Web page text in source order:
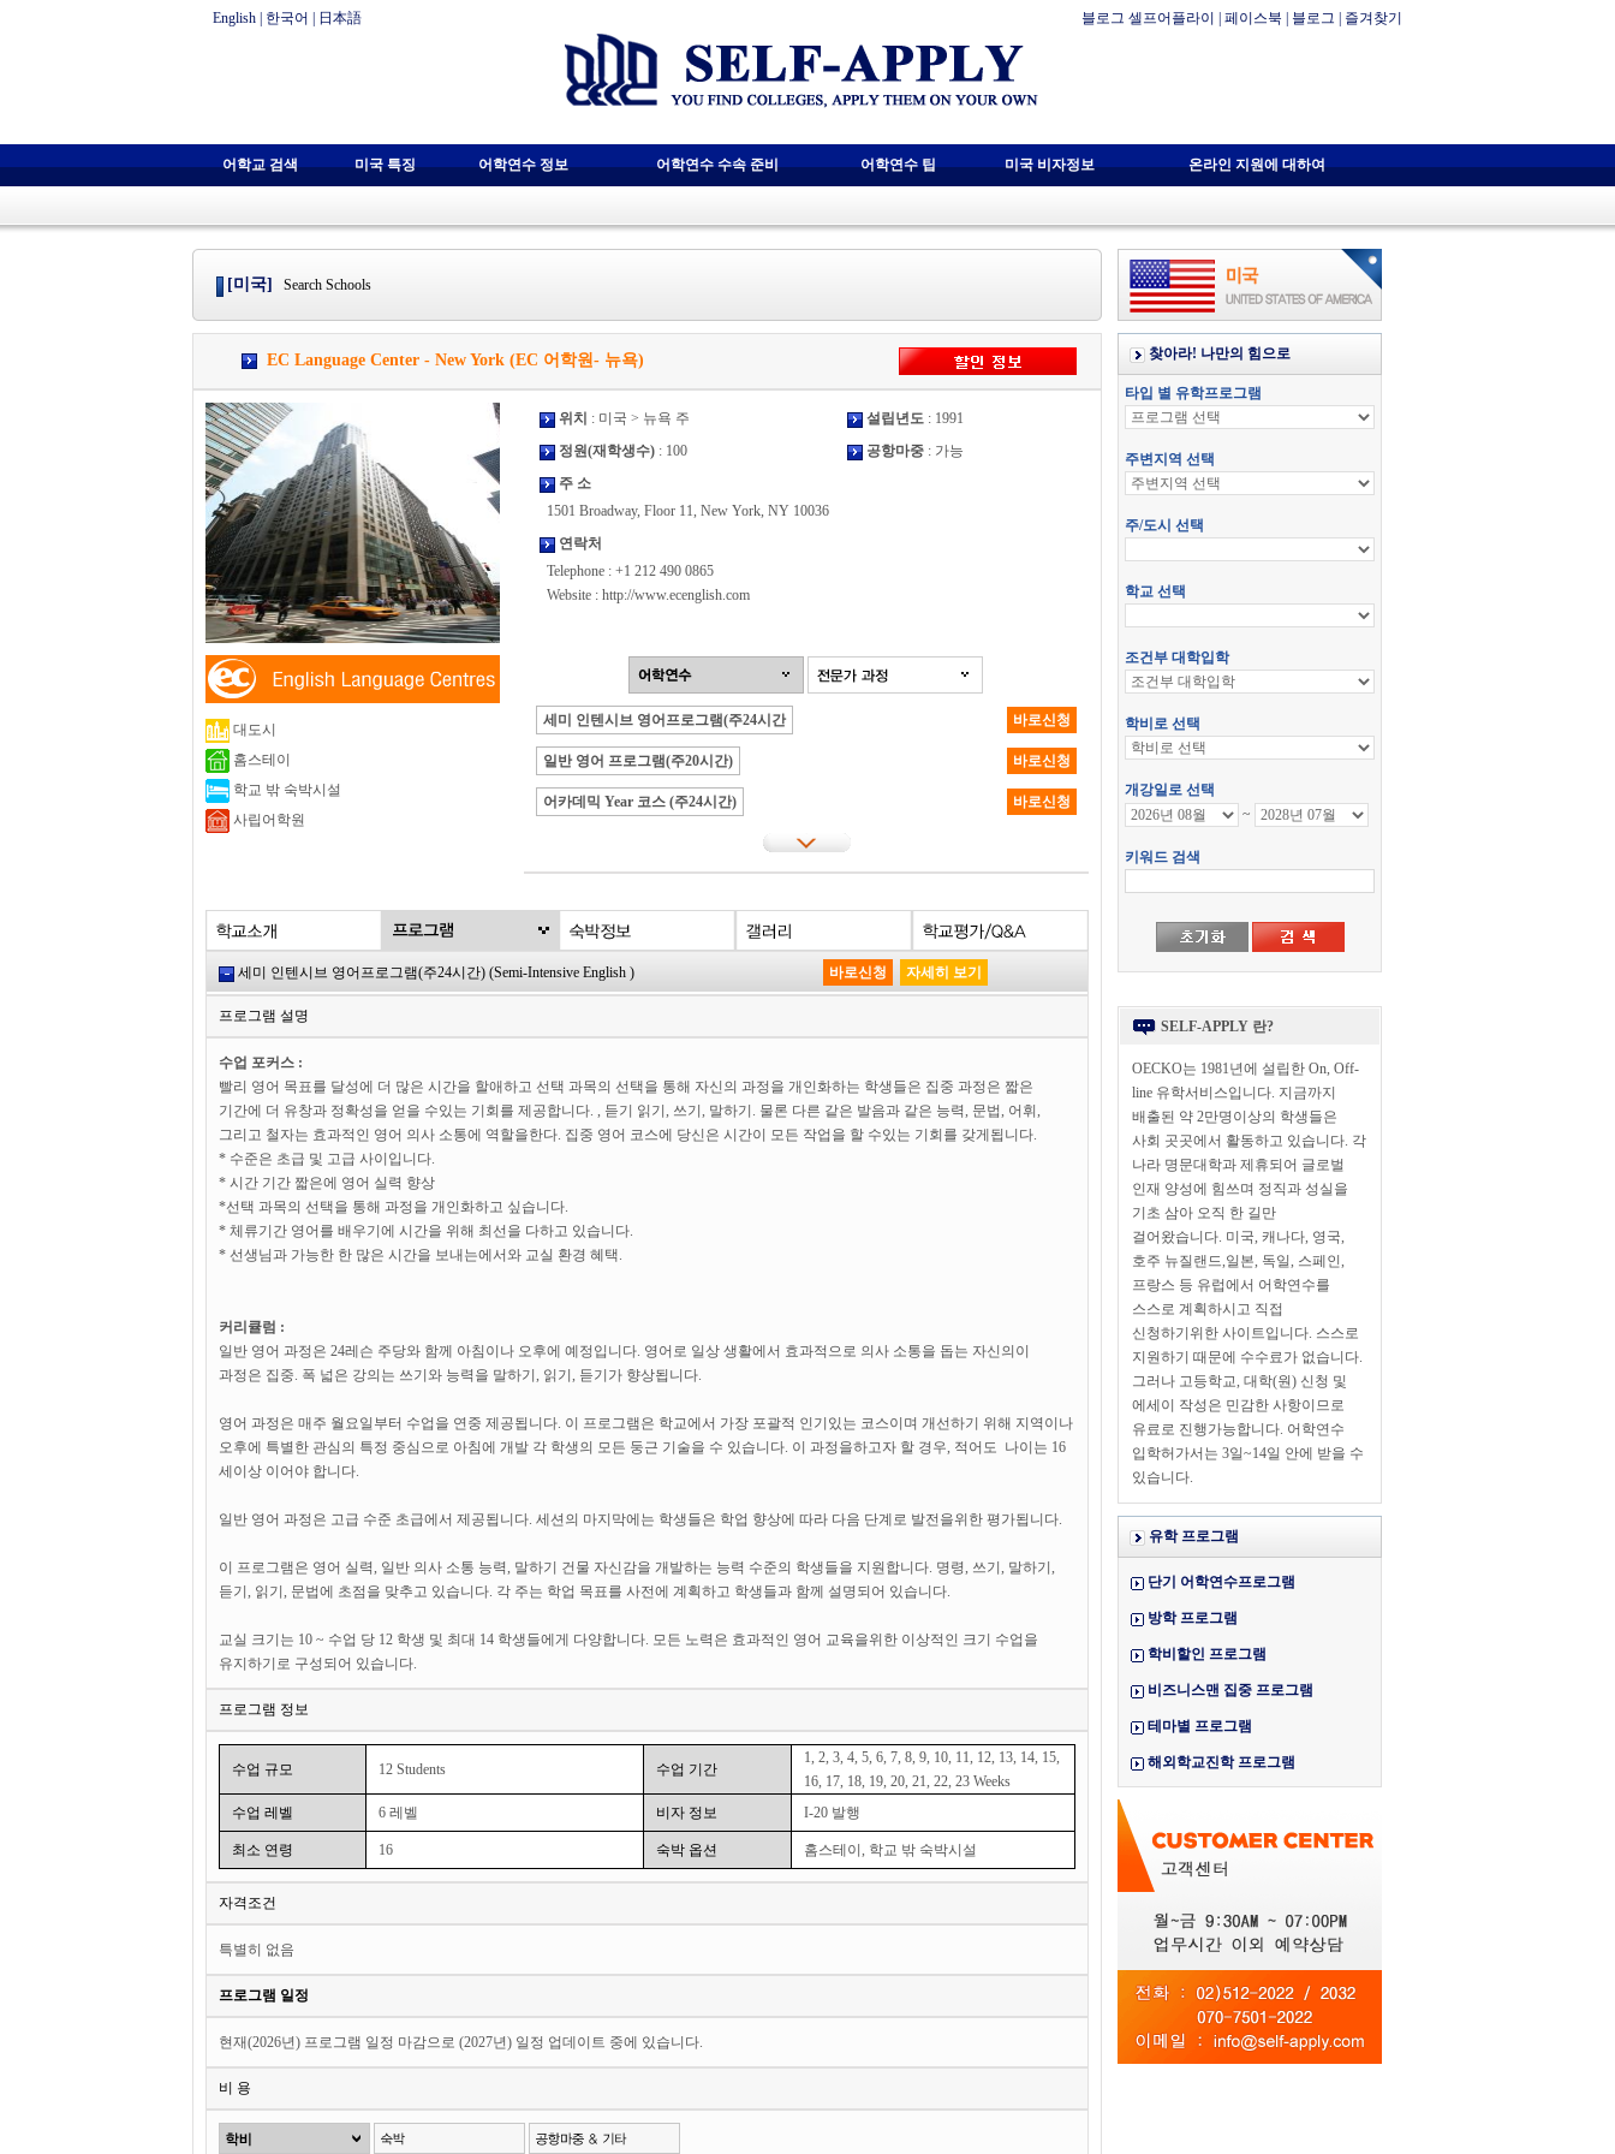
English 한국어 日本語 블로그 셀프어플라이 페이스북 블로그 즐겨찾기
어학교 검색 미국 특징 어학연수 정보 어학연수 수속 준비 어학연수 팁 미국 비자정보 온라인 지원에 대하여
[미국] Search Schools
EC Language Center - New York (EC 어학원- 뉴욕)
대도시
홈스테이
학교 밖 숙박시설
사립어학원
위치 : 미국 > 뉴욕 주 설립년도: 1991
정원(재학생수): 100 공항마중: 가능
주 소
1501 Broadway, Floor 11, New York, NY 10036
연락처
Telephone : +1 212 490 0865
Website : http://www.ecenglish.com
세미 인텐시브 영어프로그램(주24시간 바로신청
일반 영어 프로그램(주20시간) 바로신청
어카데믹 Year 코스 (주24시간) 바로신청
세미 인텐시브 영어프로그램(주24시간) (Semi-Intensive English ) 바로신청 자세히 보기
프로그램 설명
수업 포커스 :
빨리 영어 목표를 달성에 더 많은 시간을 할애하고 선택 과목의 선택을 통해 자신의 과정을 개인화하는 학생들은 집중 과정은 짧은
기간에 더 유창과 정확성을 얻을 수있는 기회를 제공합니다. , 듣기 읽기, 쓰기, 말하기. 물론 다른 같은 발음과 같은 능력, 문법, 어휘,
그리고 철자는 효과적인 영어 의사 소통에 역할을한다. 집중 영어 코스에 당신은 시간이 모든 작업을 할 수있는 기회를 갖게됩니다.
* 수준은 초급 및 고급 사이입니다.
* 시간 기간 짧은에 영어 실력 향상
*선택 과목의 선택을 통해 과정을 개인화하고 싶습니다.
* 체류기간 영어를 배우기에 시간을 위해 최선을 다하고 있습니다.
* 선생님과 가능한 한 많은 시간을 보내는에서와 교실 환경 혜택.
커리큘럼 :
일반 영어 과정은 24레슨 주당와 함께 아침이나 오후에 예정입니다. 영어로 일상 생활에서 효과적으로 의사 소통을 돕는 자신의이
과정은 집중. 폭 넓은 강의는 쓰기와 능력을 말하기, 읽기, 듣기가 향상됩니다.
영어 과정은 매주 월요일부터 수업을 연중 제공됩니다. 이 프로그램은 학교에서 가장 포괄적 인기있는 코스이며 개선하기 위해 지역이나
오후에 특별한 관심의 특정 중심으로 아침에 개발 각 학생의 모든 둥근 기술을 수 있습니다. 이 과정을하고자 할 경우, 적어도 나이는 16
세이상 이어야 합니다.
일반 영어 과정은 고급 수준 초급에서 제공됩니다. 세션의 마지막에는 학생들은 학업 향상에 따라 다음 단계로 발전을위한 평가됩니다.
이 프로그램은 영어 실력, 일반 의사 소통 능력, 말하기 건물 자신감을 개발하는 능력 수준의 학생들을 지원합니다. 명령, 쓰기, 말하기,
듣기, 읽기, 문법에 초점을 맞추고 있습니다. 각 주는 학업 목표를 사전에 계획하고 학생들과 함께 설명되어 있습니다.
교실 크기는 10 ~ 수업 당 12 학생 및 최대 14 학생들에게 다양합니다. 모든 노력은 효과적인 영어 교육을위한 이상적인 크기 수업을
유지하기로 구성되어 있습니다.
프로그램 정보
수업 규모 12 Students 수업 기간
1, 2, 3, 4, 5, 6, 7, 8, 9, 10, 11, 12, 13, 14, 15,
16, 17, 18, 19, 20, 21, 22, 23 Weeks
수업 레벨
6 레벨 비자 정보 I-20 발행
최소 연령 16 숙박 옵션 홈스테이, 학교 밖 숙박시설
자격조건
특별히 없음
프로그램 일정
현재(2026년) 프로그램 일정 마감으로 (2027년) 일정 업데이트 중에 있습니다.
비 용
SELF-APPLY 란?
OECKO는 1981년에 설립한 On, Off-
line 유학서비스입니다. 지금까지
배출된 약 2만명이상의 학생들은
사회 곳곳에서 활동하고 있습니다. 각
나라 명문대학과 제휴되어 글로벌
인재 양성에 힘쓰며 정직과 성실을
기초 삼아 오직 한 길만
걸어왔습니다. 미국, 캐나다, 영국,
호주 뉴질랜드,일본, 독일, 스페인,
프랑스 등 유럽에서 어학연수를
스스로 계획하시고 직접
신청하기위한 사이트입니다. 스스로
지원하기 때문에 수수료가 없습니다.
그러나 고등학교, 대학(원) 신청 및
에세이 작성은 민감한 사항이므로
유료로 진행가능합니다. 어학연수
입학허가서는 3일~14일 안에 받을 수
있습니다.
유학 프로그램
단기 어학연수프로그램
방학 프로그램
학비할인 프로그램
비즈니스맨 집중 프로그램
테마별 프로그램
해외학교진학 프로그램